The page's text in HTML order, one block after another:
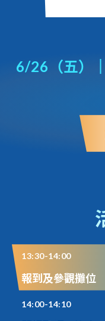
6/26（五）
13:30-14:00
報到及參觀攤位
14:00-14:10